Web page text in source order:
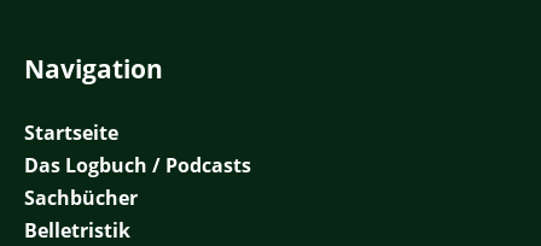
Navigation
Startseite
Das Logbuch / Podcasts
Sachbücher
Belletristik